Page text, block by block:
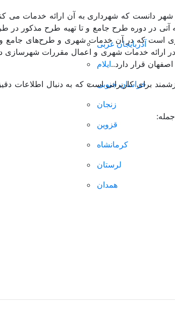
شهرسازی
محتوایی دسته بندی مکانی
آذربایجان غربی
ایلام
خراسان جنوبی
زنجان
قزوین
کرمانشاه
لرستان
همدان
متادانست که شهرداری به آن ارائه خدمات می
در دوره طرح جامع و تا تهیه طرح مذکور
است که در آن خدمات شهری و طرح‌های جامع
در ارائه خدمات شهری و اعمال مقررات
قرار دارد..
برای کاربرانی است که به دنبال اطلاعات